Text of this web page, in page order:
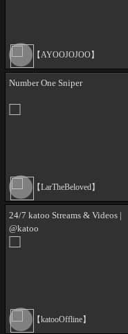
【AYOOJOJOO】
Number One Sniper
【LarTheBeloved】
24/7 katoo Streams & Videos |
@katoo
【katooOffline】